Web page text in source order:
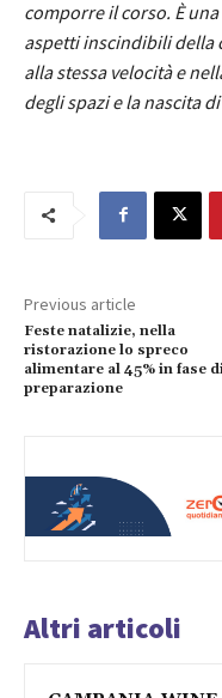
comporre il corso. È
aspetti inscindibili della
alla stessa velocità e
degli spazi e la nascita
Previous article
Feste natalizie, nella
ristorazione lo spreco
alimentare al 45% in fase
preparazione
Altri articoli